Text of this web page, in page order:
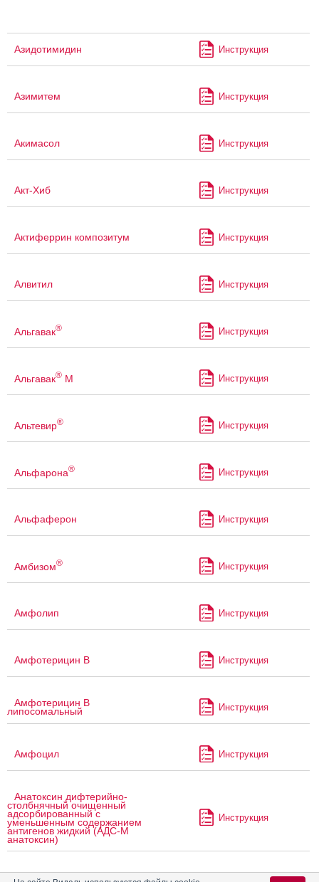
Азидотимидин Инструкция
Азимитем Инструкция
Акимасол Инструкция
Акт-Хиб Инструкция
Актиферрин композитум Инструкция
Алвитил Инструкция
Альгавак® Инструкция
Альгавак® М Инструкция
Альтевир® Инструкция
Альфарона® Инструкция
Альфаферон Инструкция
Амбизом® Инструкция
Амфолип Инструкция
Амфотерицин В Инструкция
Амфотерицин В
липосомальный Инструкция
Амфоцил Инструкция
Анатоксин дифтерийно-
столбнячный очищенный
адсорбированный с
уменьшенным содержанием
антигенов жидкий (АДС-М
анатоксин)
Инструкция
Анатоксин столбнячный